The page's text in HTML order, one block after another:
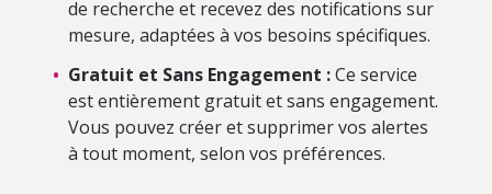
de recherche et recevez des notifications sur
mesure, adaptées à vos besoins spécifiques.
• Gratuit et Sans Engagement :Ce service
est entièrement gratuit et sans engagement.
Vous pouvez créer et supprimer vos alertes
à tout moment, selon vos préférences.